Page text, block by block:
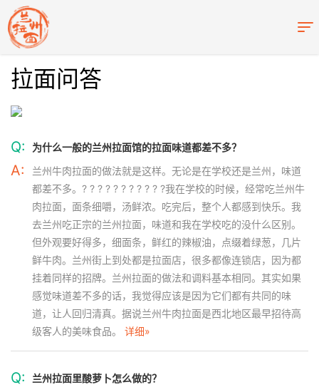
拉面问答
Q: 为什么一般的兰州拉面馆的拉面味道都差不多？
A:
兰州牛肉拉面的做法就是这样。无论是在学校还是兰州，味道
都差不多。? ? ? ? ? ? ? ? ? ? ?我在学校的时候，经常吃兰州牛
肉拉面，面条细嚼，汤鲜浓。吃完后，整个人都感到快乐。我
去兰州吃正宗的兰州拉面，味道和我在学校吃的没什么区别。
但外观要好得多，细面条，鲜红的辣椒油，点缀着绿葱，几片
鲜牛肉。兰州街上到处都是拉面店，很多都像连锁店，因为都
挂着同样的招牌。兰州拉面的做法和调料基本相同。其实如果
感觉味道差不多的话，我觉得应该是因为它们都有共同的味
道，让人回归清真。据说兰州牛肉拉面是西北地区最早招待高
级客人的美味食品。 详细»
Q: 兰州拉面里酸萝卜怎么做的？